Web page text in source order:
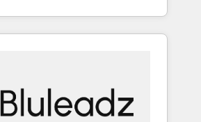
are new
expanding into more
and a consistently strong
objectives, customer
and measurable KPIs. Only
and data
that make HubSpot the